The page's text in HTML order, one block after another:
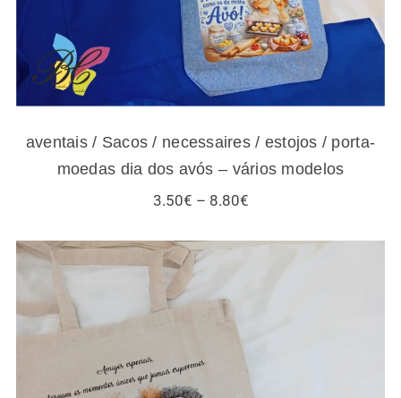
aventais / Sacos / necessaires / estojos / porta-
moedas dia dos avós – vários modelos
3.50€ – 8.80€Price